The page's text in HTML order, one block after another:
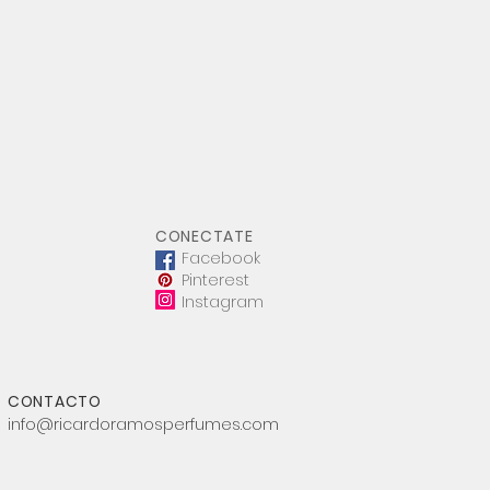
CONECTATE
Facebook
Pinterest
Instagram
CONTACTO
info@ricardoramosperfumes.com